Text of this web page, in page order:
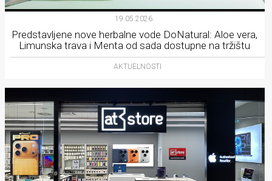
19.05.2026.
Predstavljene nove herbalne vode DoNatural: Aloe vera,
Limunska trava i Menta od sada dostupne na tržištu
AKTUELNOSTI